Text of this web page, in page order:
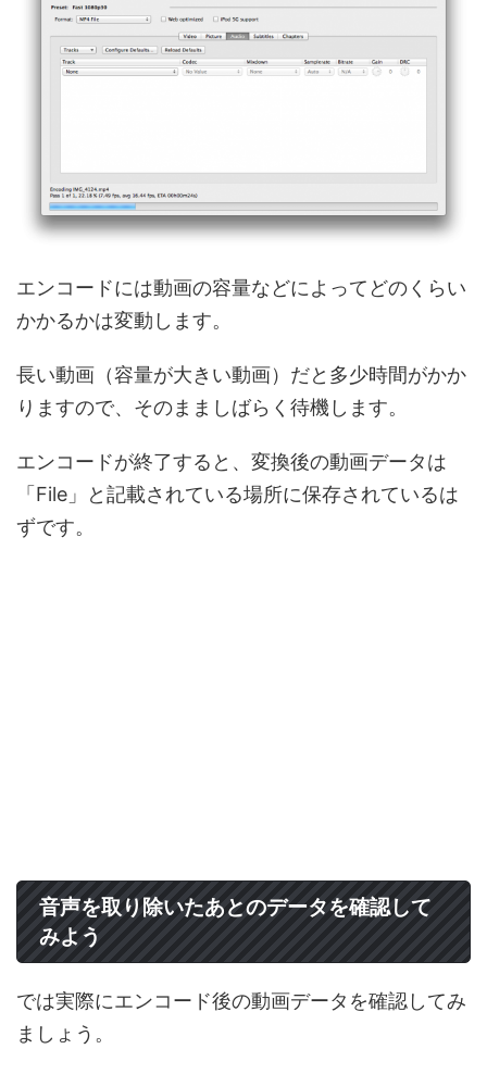
エンコードには動画の容量などによってどのくらい
かかるかは変動します。
長い動画（容量が大きい動画）だと多少時間がかか
りますので、そのまましばらく待機します。
エンコードが終了すると、変換後の動画データは
「File」と記載されている場所に保存されているは
ずです。
音声を取り除いたあとのデータを確認して
みよう
では実際にエンコード後の動画データを確認してみ
ましょう。